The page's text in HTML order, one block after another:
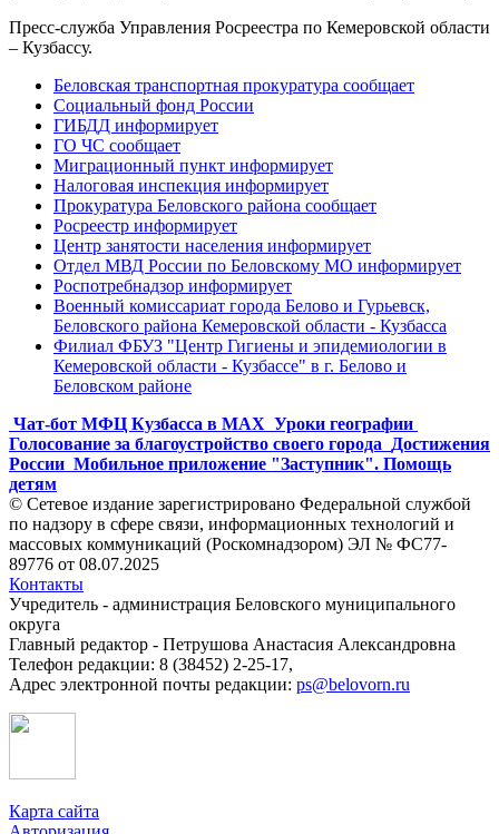
Пресс-служба Управления Росреестра по Кемеровской области
– Кузбассу.
Беловская транспортная прокуратура сообщает
Социальный фонд России
ГИБДД информирует
ГО ЧС сообщает
Миграционный пункт информирует
Налоговая инспекция информирует
Прокуратура Беловского района сообщает
Росреестр информирует
Центр занятости населения информирует
Отдел МВД России по Беловскому МО информирует
Роспотребнадзор информирует
Военный комиссариат города Белово и Гурьевск,
Беловского района Кемеровской области - Кузбасса
Филиал ФБУЗ "Центр Гигиены и эпидемиологии в
Кемеровской области - Кузбассе" в г. Белово и
Беловском районе
Чат-бот МФЦ Кузбасса в MAX Уроки географии
Голосование за благоустройство своего города
Достижения
России Мобильное приложение "Заступник". Помощь
детям
© Сетевое издание зарегистрировано Федеральной службой
по надзору в сфере связи, информационных технологий и
массовых коммуникаций (Роскомнадзором) ЭЛ № ФС77-
89776 от 08.07.2025
Контакты
Учредитель - администрация Беловского муниципального
округа
Главный редактор - Петрушова Анастасия Александровна
Телефон редакции: 8 (38452) 2-25-17,
Адрес электронной почты редакции: ps@belovorn.ru
Карта сайта